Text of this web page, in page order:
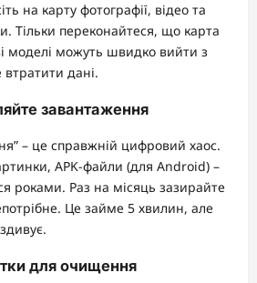
на карту фотографії, відео та
Тільки переконайтеся, що карта
моделі можуть швидко вийти з
втратити дані.
завантаження
– це справжній цифровий хаос.
APK-файли (для Android) –
роками. Раз на місяць зазирайте
Це займе 5 хвилин, але
для очищення